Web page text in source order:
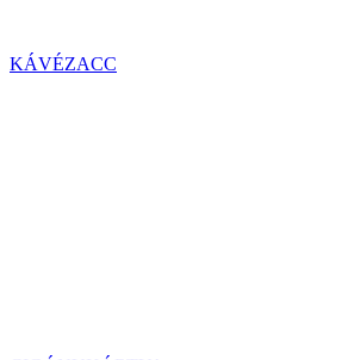
KÁVÉZACC